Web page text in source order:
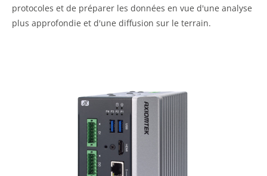
protocoles et de préparer les données en vue d'une analyse
plus approfondie et d'une diffusion sur le terrain.